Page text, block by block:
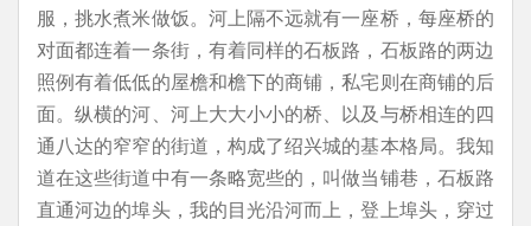
服，挑水煮米做饭。河上隔不远就有一座桥，每座桥的
对面都连着一条街，有着同样的石板路，石板路的两边
照例有着低低的屋檐和檐下的商铺，私宅则在商铺的后
面。纵横的河、河上大大小小的桥、以及与桥相连的四
通八达的窄窄的街道，构成了绍兴城的基本格局。我知
道在这些街道中有一条略宽些的，叫做当铺巷，石板路
直通河边的埠头，我的目光沿河而上，登上埠头，穿过